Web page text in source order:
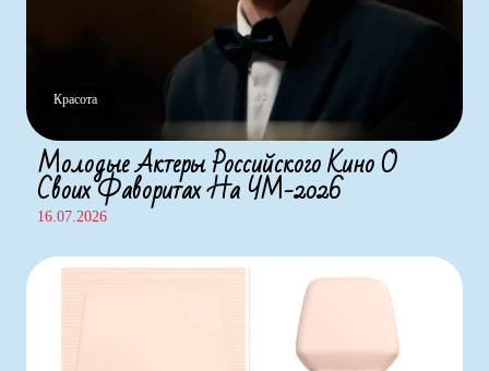
Красота
Молодые Актеры Российского Кино О
Своих Фаворитах На ЧМ-2026
16.07.2026